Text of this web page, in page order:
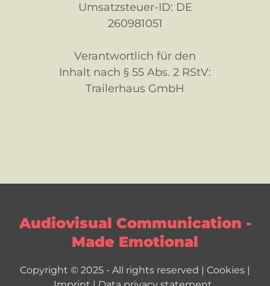
Umsatzsteuer-ID: DE
260981051
Verantwortlich für den
Inhalt nach § 55 Abs. 2 RStV:
Trailerhaus GmbH
Audiovisual Communication -
Made Emotional
Copyright © 2025 - All rights reserved | Cookies |